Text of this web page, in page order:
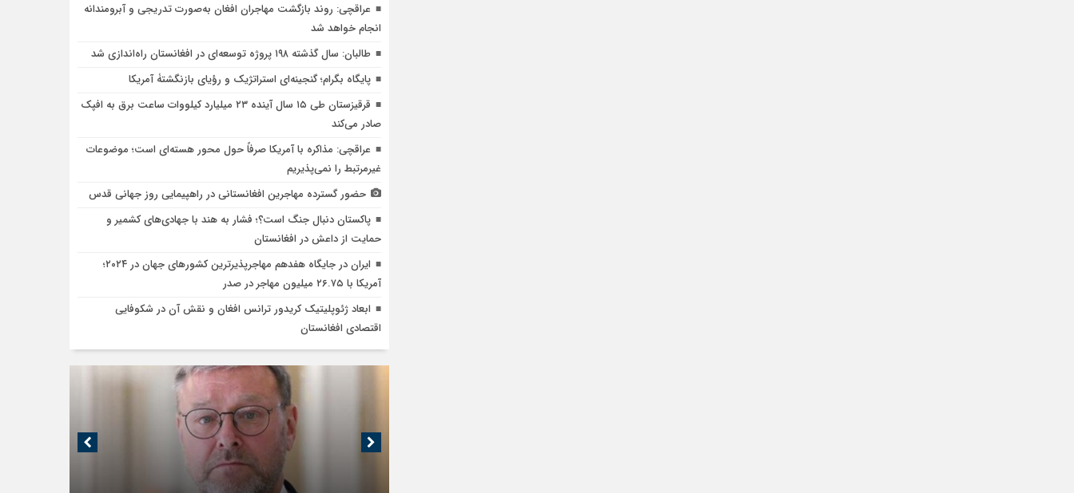
عراقچی: روند بازگشت مهاجران افغان به‌صورت تدریجی و آبرومندانه
انجام خواهد شد
طالبان: سال گذشته ۱۹۸ پروژه توسعه‌ای در افغانستان راه‌اندازی شد
پایگاه بگرام؛ گنجینه‌ای استراتژیک و رؤیای بازنگشتۀ آمریکا
قرقیزستان طی ۱۵ سال آینده ۲۳ میلیارد کیلووات ساعت برق به افپک
صادر می‌کند
عراقچی: مذاکره با آمریکا صرفاً حول محور هسته‌ای است؛ موضوعات
غیرمرتبط را نمی‌پذیریم
حضور گسترده مهاجرین افغانستانی در راهپیمایی روز جهانی قدس
پاکستان دنبال جنگ است؟؛ فشار به هند با جهادی‌های کشمیر و
حمایت از داعش در افغانستان
ایران در جایگاه هفدهم مهاجرپذیرترین کشورهای جهان در ۲۰۲۴؛
آمریکا با ۲۶.۷۵ میلیون مهاجر در صدر
ابعاد ژئوپلیتیک کریدور ترانس افغان و نقش آن در شکوفایی
اقتصادی افغانستان